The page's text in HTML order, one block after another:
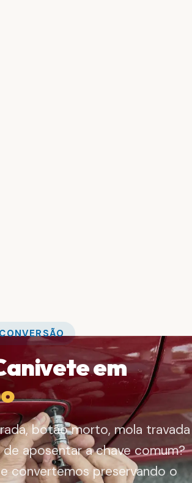
em
botão morto, mola travada
aposentar a chave comum?
convertemos preservando o